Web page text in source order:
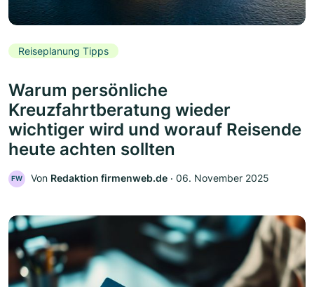
Reiseplanung Tipps
Warum persönliche
Kreuzfahrtberatung wieder
wichtiger wird und worauf Reisende
heute achten sollten
FW Von Redaktion firmenweb.de ‧ 06. November 2025